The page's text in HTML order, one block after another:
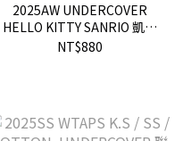
2025AW UNDERCOVER
HELLO KITTY SANRIO 凱蒂
貓 聯名 鑰匙圈 吊飾 蘋果燈
NT$880